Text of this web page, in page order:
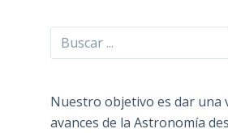
Buscar
Nuestro objetivo es dar una
avances de la Astronomía